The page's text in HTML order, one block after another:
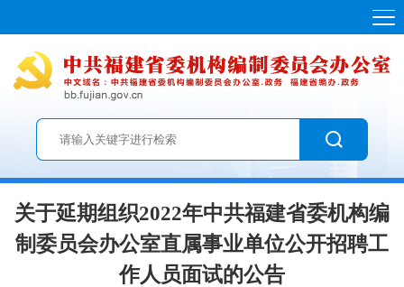
关于延期组织2022年中共福建省委机构编
制委员会办公室直属事业单位公开招聘工
作人员面试的公告